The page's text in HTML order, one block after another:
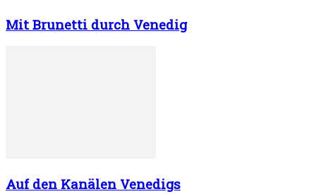
Mit Brunetti durch Venedig
Auf den Kanälen Venedigs